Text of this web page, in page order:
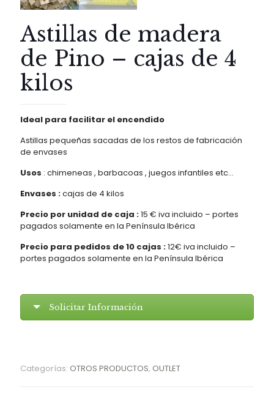
Astillas de madera
de Pino – cajas de 4
kilos
Ideal para facilitar el encendido
Astillas pequeñas sacadas de los restos de fabricación
de envases
Usos : chimeneas , barbacoas , juegos infantiles etc…
Envases :cajas de 4 kilos
Precio por unidad de caja :15 € iva incluido – portes
pagados solamente en la Península Ibérica
Precio para pedidos de 10 cajas :12€ iva incluido –
portes pagados solamente en la Península Ibérica
Solicitar Información
Categorías: OTROS PRODUCTOS, OUTLET